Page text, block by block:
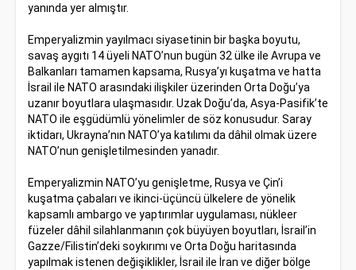
yanında yer almıştır.
Emperyalizmin yayılmacı siyasetinin bir başka boyutu,
savaş aygıtı 14 üyeli NATO’nun bugün 32 ülke ile Avrupa ve
Balkanları tamamen kapsama, Rusya’yı kuşatma ve hatta
İsrail ile NATO arasındaki ilişkiler üzerinden Orta Doğu’ya
uzanır boyutlara ulaşmasıdır. Uzak Doğu’da, Asya-Pasifik’te
NATO ile eşgüdümlü yönelimler de söz konusudur. Saray
iktidarı, Ukrayna’nın NATO’ya katılımı da dâhil olmak üzere
NATO’nun genişletilmesinden yanadır.
Emperyalizmin NATO’yu genişletme, Rusya ve Çin’i
kuşatma çabaları ve ikinci-üçüncü ülkelere de yönelik
kapsamlı ambargo ve yaptırımlar uygulaması, nükleer
füzeler dâhil silahlanmanın çok büyüyen boyutları, İsrail’in
Gazze/Filistin’deki soykırımı ve Orta Doğu haritasında
yapılmak istenen değişiklikler, İsrail ile İran ve diğer bölge